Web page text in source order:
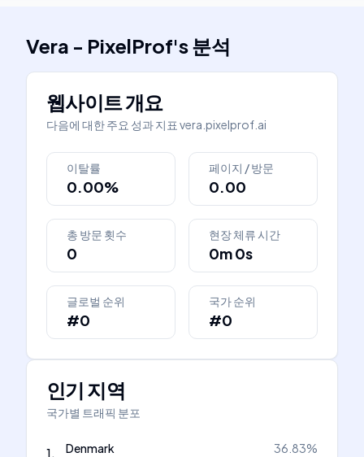
Vera - PixelProf's분석
웹사이트 개요
다음에 대한 주요 성과 지표 vera.pixelprof.ai
이탈률
0.00%
페이지 / 방문
0.00
총 방문 횟수
0
현장 체류 시간
0m 0s
글로벌 순위
#0
국가 순위
#0
인기 지역
국가별 트래픽 분포
1. Denmark 36.83%